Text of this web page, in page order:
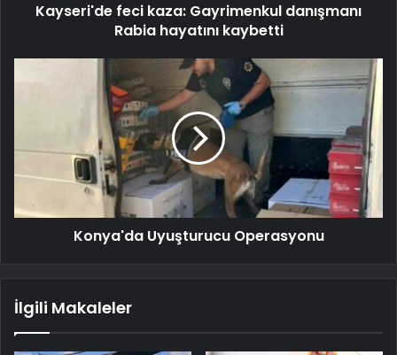
Kayseri'de feci kaza: Gayrimenkul danışmanı
Rabia hayatını kaybetti
Konya'da Uyuşturucu Operasyonu
İlgili Makaleler